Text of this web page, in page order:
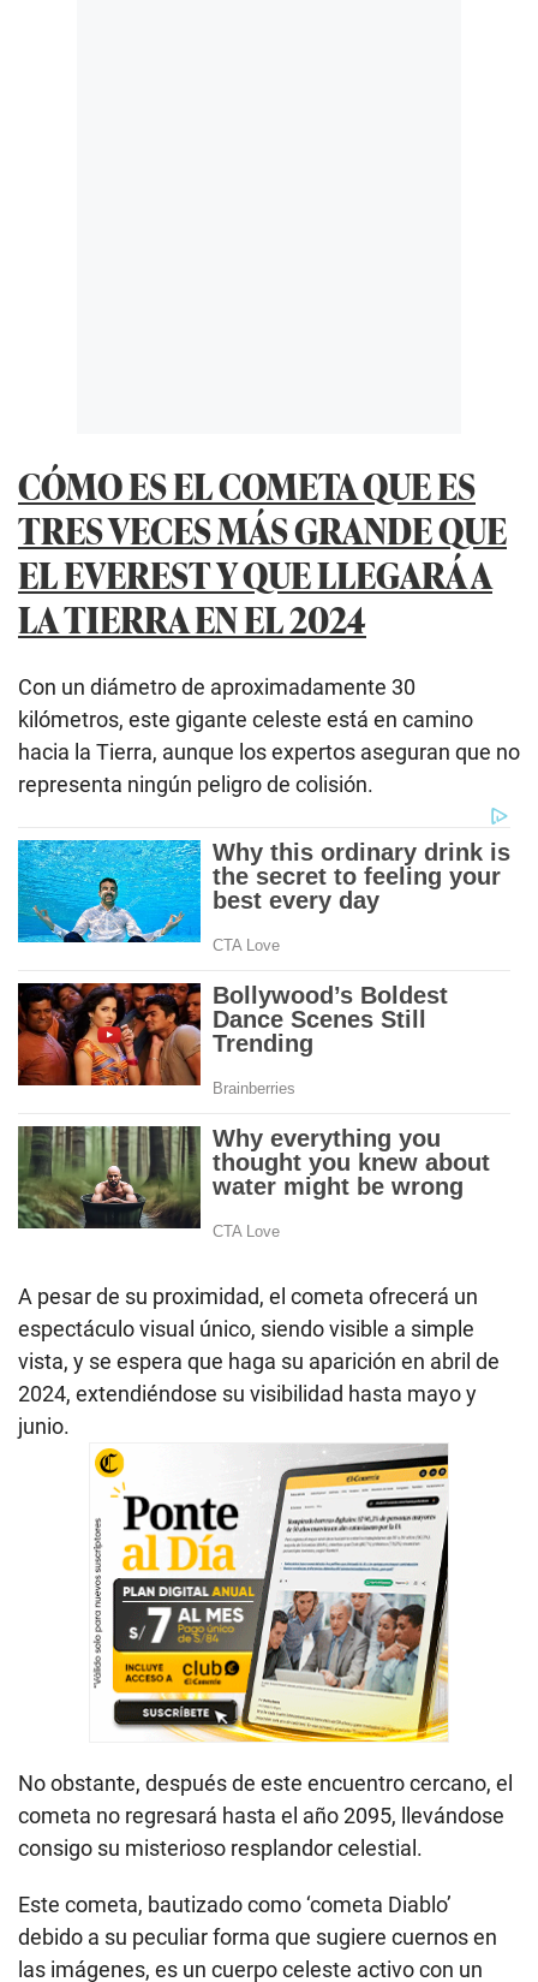
CÓMO ES EL COMETA QUE ES
TRES VECES MÁS GRANDE QUE
EL EVEREST Y QUE LLEGARÁ A
LA TIERRA EN EL 2024
Con un diámetro de aproximadamente 30
kilómetros, este gigante celeste está en camino
hacia la Tierra, aunque los expertos aseguran que no
representa ningún peligro de colisión.
A pesar de su proximidad, el cometa ofrecerá un
espectáculo visual único, siendo visible a simple
vista, y se espera que haga su aparición en abril de
2024, extendiéndose su visibilidad hasta mayo y
junio.
No obstante, después de este encuentro cercano, el
cometa no regresará hasta el año 2095, llevándose
consigo su misterioso resplandor celestial.
Este cometa, bautizado como ‘cometa Diablo’
debido a su peculiar forma que sugiere cuernos en
las imágenes, es un cuerpo celeste activo con un